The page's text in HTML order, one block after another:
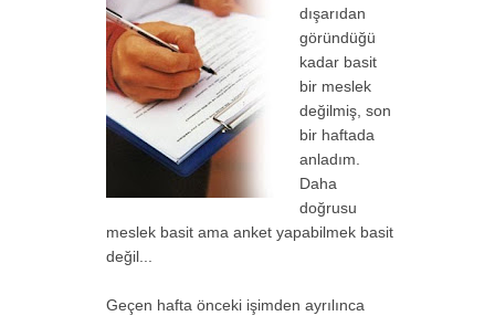
dışarıdan
göründüğü
kadar basit
bir meslek
değilmiş, son
bir haftada
anladım.
Daha
doğrusu
meslek basit ama anket yapabilmek basit
değil...
Geçen hafta önceki işimden ayrılınca